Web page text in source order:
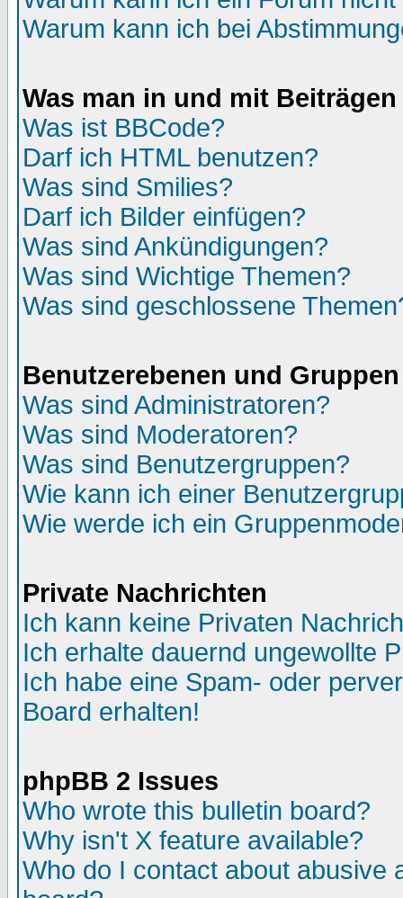
Warum kann ich bei
Was man in und mit
Was ist BBCode?
Darf ich HTML benutzen?
Was sind Smilies?
Darf ich Bilder einfügen?
Was sind Ankündigungen?
Was sind Wichtige Themen?
Was sind geschlossene
Benutzerebenen und Gruppen
Was sind Administratoren?
Was sind Moderatoren?
Was sind Benutzergruppen?
Wie kann ich einer
Wie werde ich ein
Private Nachrichten
Ich kann keine Privaten
Ich erhalte dauernd ungewollte
Ich habe eine Spam- oder
Board erhalten!
phpBB 2 Issues
Who wrote this bulletin board?
Why isn't X feature available?
Who do I contact about abusive